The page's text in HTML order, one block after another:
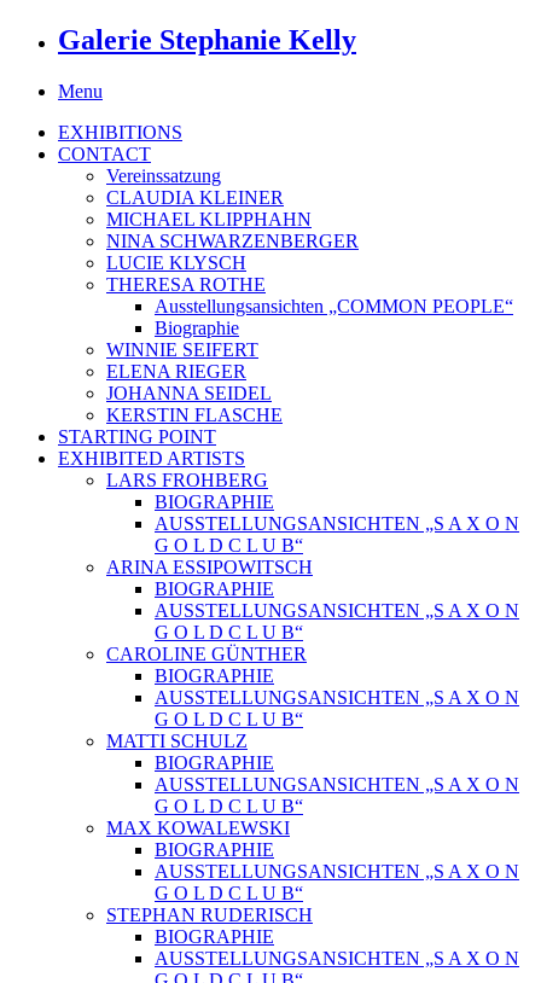
Galerie Stephanie Kelly
Menu
EXHIBITIONS
CONTACT
Vereinssatzung
CLAUDIA KLEINER
MICHAEL KLIPPHAHN
NINA SCHWARZENBERGER
LUCIE KLYSCH
THERESA ROTHE
Ausstellungsansichten „COMMON PEOPLE“
Biographie
WINNIE SEIFERT
ELENA RIEGER
JOHANNA SEIDEL
KERSTIN FLASCHE
STARTING POINT
EXHIBITED ARTISTS
LARS FROHBERG
BIOGRAPHIE
AUSSTELLUNGSANSICHTEN „S A X O N
G O L D C L U B“
ARINA ESSIPOWITSCH
BIOGRAPHIE
AUSSTELLUNGSANSICHTEN „S A X O N
G O L D C L U B“
CAROLINE GÜNTHER
BIOGRAPHIE
AUSSTELLUNGSANSICHTEN „S A X O N
G O L D C L U B“
MATTI SCHULZ
BIOGRAPHIE
AUSSTELLUNGSANSICHTEN „S A X O N
G O L D C L U B“
MAX KOWALEWSKI
BIOGRAPHIE
AUSSTELLUNGSANSICHTEN „S A X O N
G O L D C L U B“
STEPHAN RUDERISCH
BIOGRAPHIE
AUSSTELLUNGSANSICHTEN „S A X O N